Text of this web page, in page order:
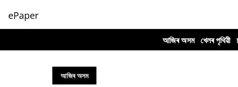
ePaper
আজিৰ অসম খেলৰ পৃথিৱী
আজিৰ অসম